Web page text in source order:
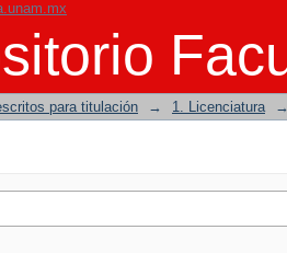
para titulación → 1. Licenciatura